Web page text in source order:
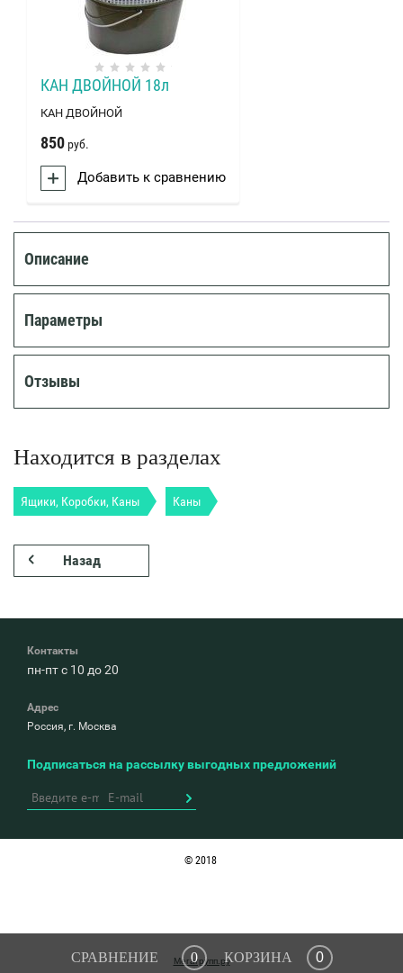
КАН ДВОЙНОЙ 18л
КАН ДВОЙНОЙ
850 руб.
Добавить к сравнению
Описание
Параметры
Отзывы
Находится в разделах
Ящики, Коробки, Каны Каны
Назад
СРАВНЕНИЕ 0 КОРЗИНА 0
Контакты
пн-пт с 10 до 20
Адрес
Россия, г. Москва
Подписаться на рассылку выгодных предложений
© 2018
Мегагрупп.ру